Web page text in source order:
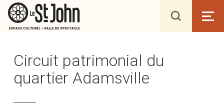
Circuit patrimonial du
quartier Adamsville